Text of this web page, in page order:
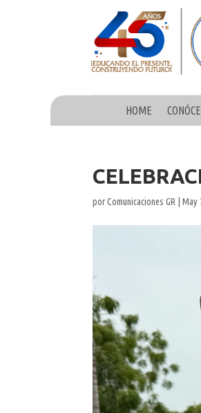
HOME
porComunicaciones GR |May